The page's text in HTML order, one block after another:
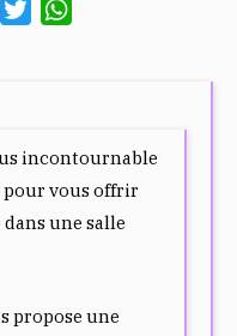
E
R
A
P
P
incontournable
pour vous offrir
une salle
propose une